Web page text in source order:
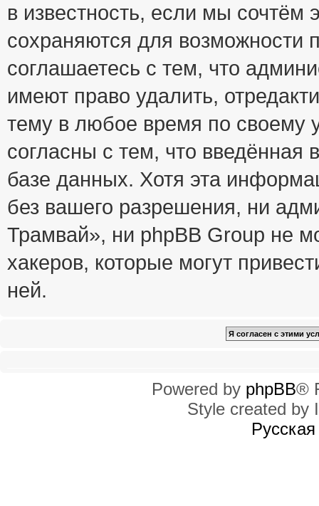
в известность, если мы
сохраняются для возможности
соглашаетесь с тем, что
имеют право удалить,
тему в любое время по своему
согласны с тем, что
базе данных. Хотя эта
без вашего разрешения, ни
Трамвай», ни phpBB Group не
хакеров, которые могут
ней.
Powered by phpBB®
Style created by